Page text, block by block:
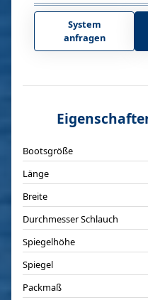
System
anfragen
Bootsgröße
Länge
Breite
Durchmesser Schlauch
Spiegelhöhe
Spiegel
Packmaß